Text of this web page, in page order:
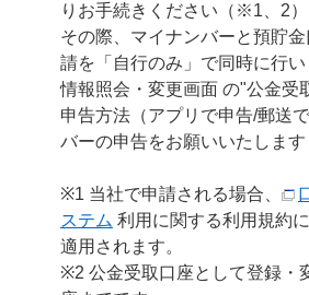
りお手続きください（※1、2）
その際、マイナンバーと預貯
請を「自行のみ」で同時に行
情報照会・変更画面 の"公金受
申告方法（アプリで申告/郵送
バーの申告をお願いいたしま
※1 当社で申請される場合、
ステム 利用に関する利用規約
適用されます。
※2 公金受取口座として登録・